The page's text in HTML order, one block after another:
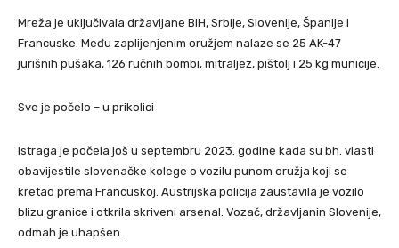
Mreža je uključivala državljane BiH, Srbije, Slovenije, Španije i
Francuske. Među zaplijenjenim oružjem nalaze se 25 AK-47
jurišnih pušaka, 126 ručnih bombi, mitraljez, pištolj i 25 kg municije.
Sve je počelo – u prikolici
Istraga je počela još u septembru 2023. godine kada su bh. vlasti
obavijestile slovenačke kolege o vozilu punom oružja koji se
kretao prema Francuskoj. Austrijska policija zaustavila je vozilo
blizu granice i otkrila skriveni arsenal. Vozač, državljanin Slovenije,
odmah je uhapšen.